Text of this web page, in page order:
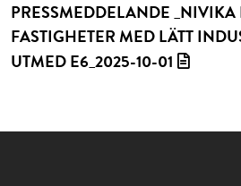
PRESSMEDDELANDE _NIVIKA
FASTIGHETER MED LÄTT
UTMED E6_2025-10-01